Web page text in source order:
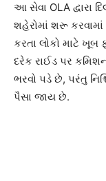
આ સેવા OLA દ્વારા
શહેરોમાં શરૂ
કરતા લોકો માટે
દરેક રાઈડ પર
ભરવો પડે છે, પરંતુ
પૈસા જાય છે.